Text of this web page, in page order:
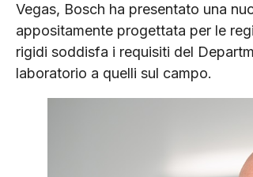
Vegas, Bosch ha presentato una
appositamente progettata per le
rigidi soddisfa i requisiti del
laboratorio a quelli sul campo.